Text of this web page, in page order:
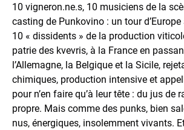
10 vigneron.ne.s, 10 musiciens de la
casting de Punkovino : un tour
10 « dissidents » de la production
patrie des kvevris, à la France en
l’Allemagne, la Belgique et la Sicile,
chimiques, production intensive et
pour n’en faire qu’à leur tête : du jus de
propre. Mais comme des punks, bien
nus, énergiques, insolemment vivants.